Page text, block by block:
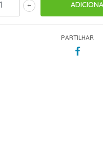
+
PARTILHAR